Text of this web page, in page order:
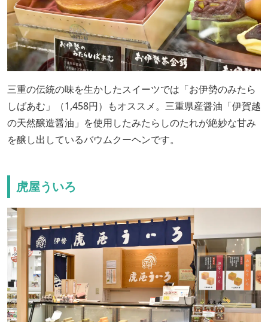
三重の伝統の味を生かしたスイーツでは「お伊勢のみたら
しばあむ」（1,458円）もオススメ。三重県産醤油「伊賀越
の天然醸造醤油」を使用したみたらしのたれが絶妙な甘み
を醸し出しているバウムクーヘンです。
虎屋ういろ